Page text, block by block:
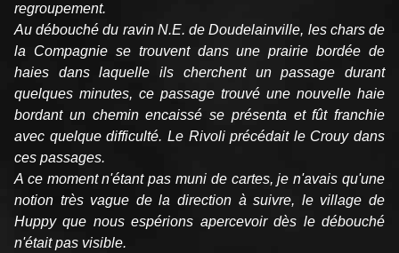
regroupement.
Au débouché du ravin N.E. de Doudelainville, les chars de
la Compagnie se trouvent dans une prairie bordée de
haies dans laquelle ils cherchent un passage durant
quelques minutes, ce passage trouvé une nouvelle haie
bordant un chemin encaissé se présenta et fût franchie
avec quelque difficulté. Le Rivoli précédait le Crouy dans
ces passages.
A ce moment n'étant pas muni de cartes, je n'avais qu'une
notion très vague de la direction à suivre, le village de
Huppy que nous espérions apercevoir dès le débouché
n'était pas visible.